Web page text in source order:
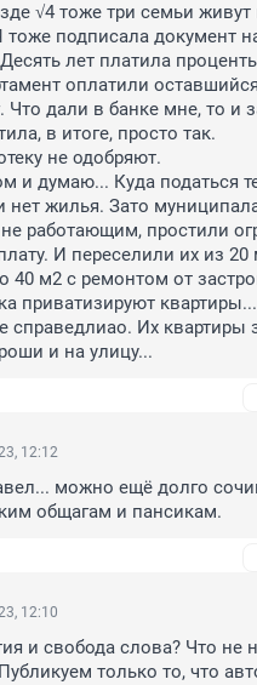
√4 тоже три семьи живут
тоже подписала документ
лет платила
оплатили оставшийся
Что дали в банке мне, то и
в итоге, просто так.
не одобряют.
и думаю... Куда податься
нет жилья. Зато
работающим, простили
И переселили их из 20
40 м2 с ремонтом от
приватизируют
справедлиао. Их квартиры
и на улицу...
12:12
можно ещё долго
общагам и пансикам.
12:10
и свобода слова? Что не
только то, что